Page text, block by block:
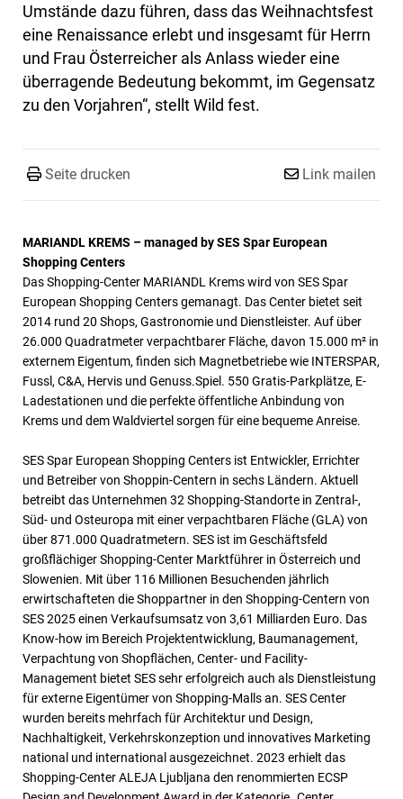
Umstände dazu führen, dass das Weihnachtsfest
eine Renaissance erlebt und insgesamt für Herrn
und Frau Österreicher als Anlass wieder eine
überragende Bedeutung bekommt, im Gegensatz
zu den Vorjahren“, stellt Wild fest.
Seite drucken Link mailen
MARIANDL KREMS – managed by SES Spar European
Shopping Centers
Das Shopping-Center MARIANDL Krems wird von SES Spar
European Shopping Centers gemanagt. Das Center bietet seit
2014 rund 20 Shops, Gastronomie und Dienstleister. Auf über
26.000 Quadratmeter verpachtbarer Fläche, davon 15.000 m² in
externem Eigentum, finden sich Magnetbetriebe wie INTERSPAR,
Fussl, C&A, Hervis und Genuss.Spiel. 550 Gratis-Parkplätze, E-
Ladestationen und die perfekte öffentliche Anbindung von
Krems und dem Waldviertel sorgen für eine bequeme Anreise.
SES Spar European Shopping Centers ist Entwickler, Errichter
und Betreiber von Shoppin-Centern in sechs Ländern. Aktuell
betreibt das Unternehmen 32 Shopping-Standorte in Zentral-,
Süd- und Osteuropa mit einer verpachtbaren Fläche (GLA) von
über 871.000 Quadratmetern. SES ist im Geschäftsfeld
großflächiger Shopping-Center Marktführer in Österreich und
Slowenien. Mit über 116 Millionen Besuchenden jährlich
erwirtschafteten die Shoppartner in den Shopping-Centern von
SES 2025 einen Verkaufsumsatz von 3,61 Milliarden Euro. Das
Know-how im Bereich Projektentwicklung, Baumanagement,
Verpachtung von Shopflächen, Center- und Facility-
Management bietet SES sehr erfolgreich auch als Dienstleistung
für externe Eigentümer von Shopping-Malls an. SES Center
wurden bereits mehrfach für Architektur und Design,
Nachhaltigkeit, Verkehrskonzeption und innovatives Marketing
national und international ausgezeichnet. 2023 erhielt das
Shopping-Center ALEJA Ljubljana den renommierten ECSP